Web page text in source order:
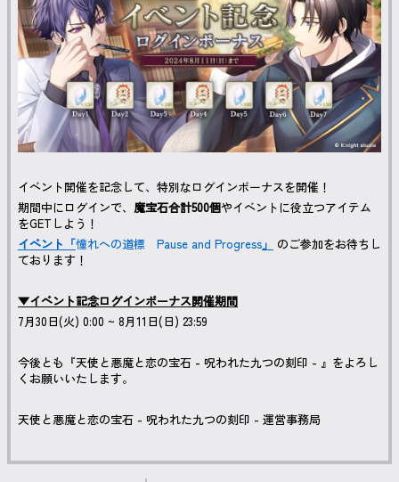
イベント開催を記念して、特別なログインボーナスを開催！
期間中にログインで、 魔宝石合計500個やイベントに役立つアイテム
をGETしよう！
イベント「憧れへの道標 Pause and Progress 」
のご参加をお待ちし
ております！
▼イベント記念ログインボーナス開催期間
7月30日(火) 0:00 ~ 8月11日(日) 23:59
今後とも『天使と悪魔と恋の宝石 - 呪われた九つの刻印 - 』をよろし
くお願いいたします。
天使と悪魔と恋の宝石 - 呪われた九つの刻印 - 運営事務局